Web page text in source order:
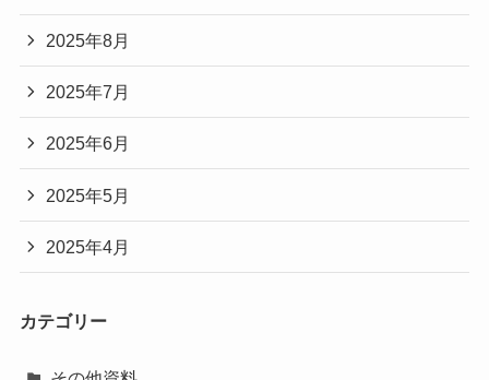
2025年9月
2025年8月